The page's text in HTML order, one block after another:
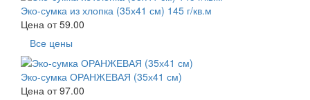
Эко-сумка из хлопка (35х41 см) 145 г/кв.м
Цена от59.00
Все цены
Эко-сумка ОРАНЖЕВАЯ (35х41 см)
Цена от97.00